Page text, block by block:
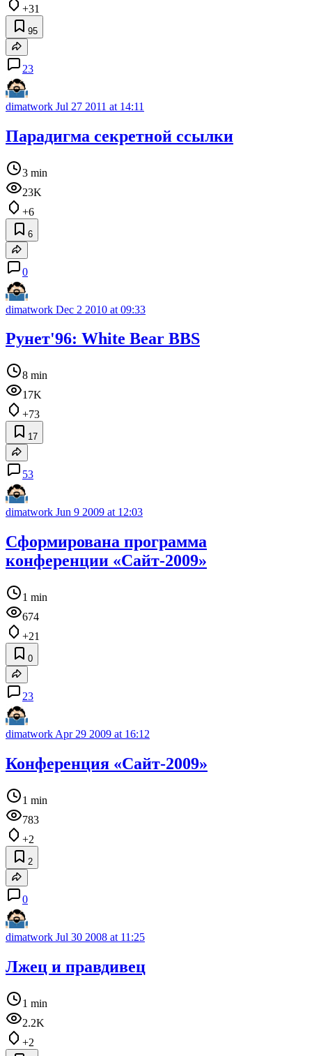
+31
95
23
dimatwork Jul 27 2011 at 14:11
Парадигма секретной ссылки
3 min
23K
+6
6
0
dimatwork Dec 2 2010 at 09:33
Рунет'96: White Bear BBS
8 min
17K
+73
17
53
dimatwork Jun 9 2009 at 12:03
Сформирована программа
конференции «Сайт-2009»
1 min
674
+21
0
23
dimatwork Apr 29 2009 at 16:12
Конференция «Сайт-2009»
1 min
783
+2
2
0
dimatwork Jul 30 2008 at 11:25
Лжец и правдивец
1 min
2.2K
+2